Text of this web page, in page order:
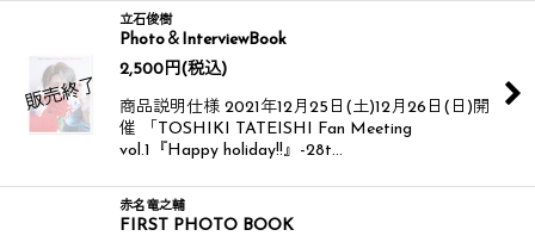
立石俊樹
Photo＆InterviewBook
2,500 円(税込)
商品説明仕様 2021年12月25日(土)12月26日(日)開
催 「TOSHIKI TATEISHI Fan Meeting
vol.1『Happy holiday!!』-28t…
赤名竜之輔
FIRST PHOTO BOOK